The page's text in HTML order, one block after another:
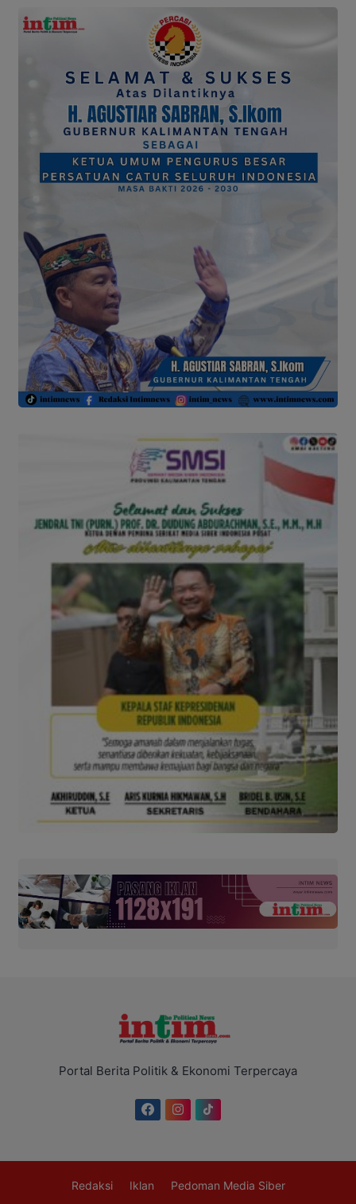
Portal Berita Politik & Ekonomi Terpercaya
Redaksi Iklan Pedoman Media Siber